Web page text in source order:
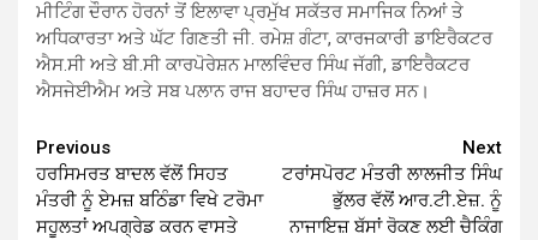
ਮੀਟਿੰਗ ਦੌਰਾਨ ਹੋਰਨਾਂ ਤੋਂ ਇਲਾਵਾ ਪ੍ਰਮੁੱਖ ਸਕੱਤਰ ਸਮਾਜਿਕ ਨਿਆਂ ਤੇ
ਅਧਿਕਾਰਤਾ ਅਤੇ ਘੱਟ ਗਿਣਤੀ ਜੀ. ਰਮੇਸ਼ ਗੰਟਾ, ਕਾਰਜਕਾਰੀ ਡਾਇਰੈਕਟਰ
ਐਸ.ਸੀ ਅਤੇ ਬੀ.ਸੀ ਕਾਰਪੋਰੇਸ਼ਨ ਮਾਲਵਿੰਦਰ ਸਿੰਘ ਜੱਗੀ, ਡਾਇਰੈਕਟਰ
ਐਸਜੇਈਐਮ ਅਤੇ ਸਬ ਪਲਾਨ ਰਾਜ ਬਹਾਦਰ ਸਿੰਘ ਹਾਜ਼ਰ ਸਨ।
Continue
Reading
Previous
ਹਰਸਿਮਰਤ ਬਾਦਲ ਵੱਲੋਂ ਸਿਹਤ
ਮੰਤਰੀ ਨੂੰ ਏਮਜ਼ ਬਠਿੰਡਾ ਵਿਖੇ ਟਰੋਮਾ
ਸਹੂਲਤਾਂ ਅਪਗ੍ਰੇਡ ਕਰਨ ਵਾਸਤੇ
Next
ਟਰਾਂਸਪੋਰਟ ਮੰਤਰੀ ਲਾਲਜੀਤ ਸਿੰਘ
ਭੁੱਲਰ ਵੱਲੋਂ ਆਰ.ਟੀ.ਏਜ਼. ਨੂੰ
ਨਾਜਾਇਜ਼ ਬੱਸਾਂ ਰੋਕਣ ਲਈ ਚੈਕਿੰਗ